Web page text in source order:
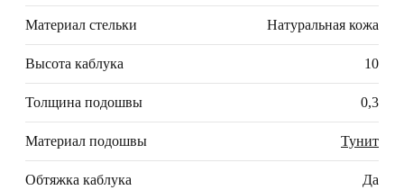
Материал стельки Натуральная кожа
Высота каблука 10
Толщина подошвы 0,3
Материал подошвы Тунит
Обтяжка каблука Да